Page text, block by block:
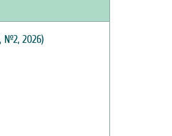
№2, 2026)